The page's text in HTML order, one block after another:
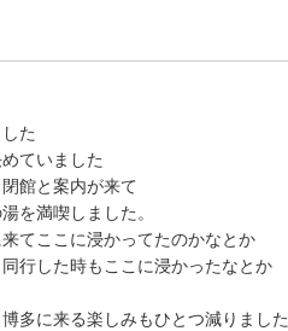
た
ていました
館と案内が来て
を満喫しました。
てここに浸かってたのかなとか
行した時もここに浸かったなとか
多に来る楽しみもひとつ減りました